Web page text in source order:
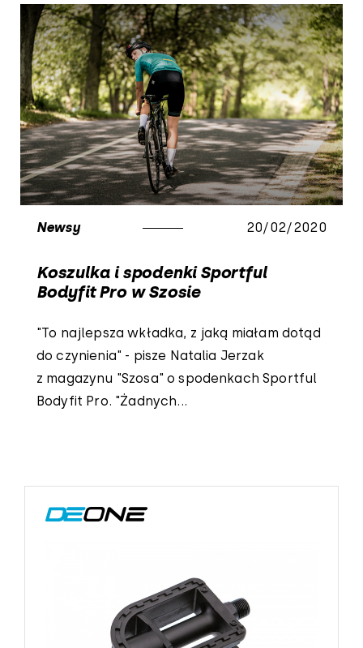
Newsy 20/02/2020
Koszulka i spodenki Sportful
Bodyfit Pro w Szosie
"To najlepsza wkładka, z jaką miałam dotąd
do czynienia" - pisze Natalia Jerzak
z magazynu "Szosa" o spodenkach Sportful
Bodyfit Pro. "Żadnych...